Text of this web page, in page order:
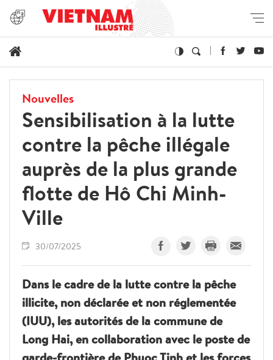
Nouvelles
Sensibilisation à la lutte
contre la pêche illégale
auprès de la plus grande
flotte de Hô Chi Minh-
Ville
30/07/2025
Dans le cadre de la lutte contre la pêche
illicite, non déclarée et non réglementée
(IUU), les autorités de la commune de
Long Hai, en collaboration avec le poste de